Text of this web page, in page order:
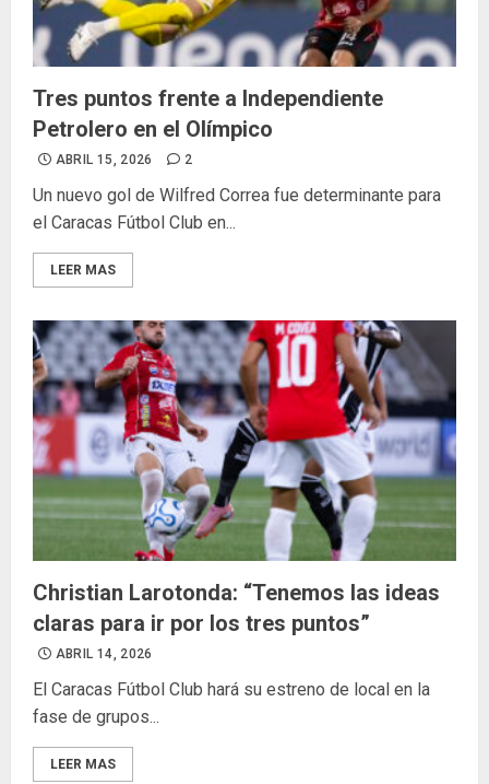
Tres puntos frente a Independiente
Petrolero en el Olímpico
ABRIL 15, 2026 2
Un nuevo gol de Wilfred Correa fue determinante para
el Caracas Fútbol Club en...
LEER MAS
Christian Larotonda: “Tenemos las ideas
claras para ir por los tres puntos”
ABRIL 14, 2026
El Caracas Fútbol Club hará su estreno de local en la
fase de grupos...
LEER MAS